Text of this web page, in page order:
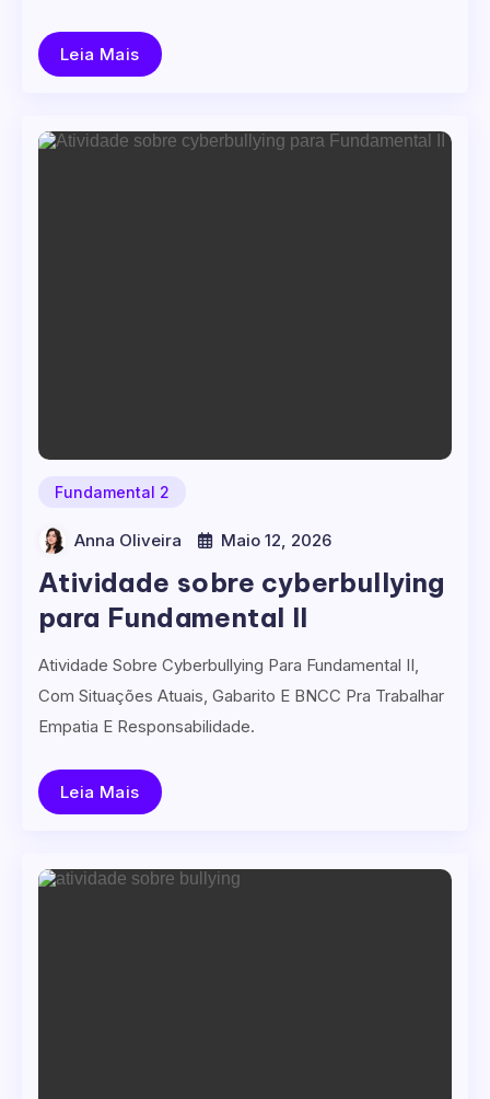
Leia Mais
Fundamental 2
Anna Oliveira Maio 12, 2026
Atividade sobre cyberbullying
para Fundamental II
Atividade Sobre Cyberbullying Para Fundamental II,
Com Situações Atuais, Gabarito E BNCC Pra Trabalhar
Empatia E Responsabilidade.
Leia Mais